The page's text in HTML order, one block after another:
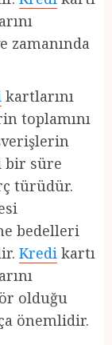
zamanında
kartlarını
toplamını
bir süre
türüdür.
bedelleri
Kredi kartı
olduğu
önemlidir.